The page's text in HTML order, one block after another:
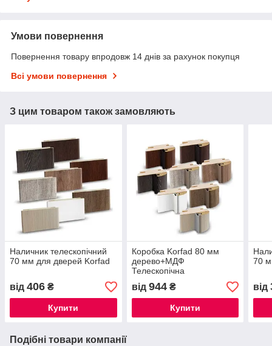
Умови повернення
Повернення товару впродовж 14 днів за рахунок покупця
Всі умови повернення
З цим товаром також замовляють
Наличник телескопічний
70 мм для дверей Korfad
від 406 ₴
Купити
Коробка Korfad 80 мм
дерево+МДФ
Телескопічна
від 944₴
Купити
70
від
Подібні товари компанії